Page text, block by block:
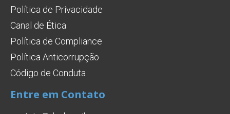
Política de Privacidade
Canal de Ética
Política de Compliance
Política Anticorrupção
Código de Conduta
Entre em Contato